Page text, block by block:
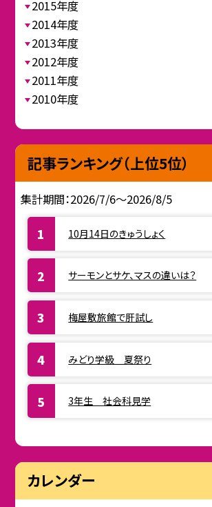
2015年度
2014年度
2013年度
2012年度
2011年度
2010年度
記事ランキング（上位5位）
集計期間：2026/7/6～2026/8/5
10月14日のきゅうしょく
サーモンとサケ、マスの違いは？
梅屋敷旅館で肝試し
みどり学級 夏祭り
3年生 社会科見学
カレンダー